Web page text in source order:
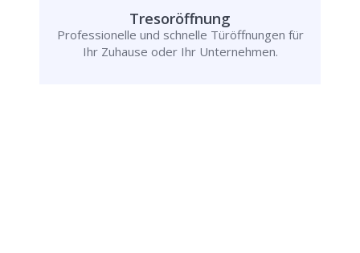
Tresoröffnung
Professionelle und schnelle Türöffnungen für
Ihr Zuhause oder Ihr Unternehmen.